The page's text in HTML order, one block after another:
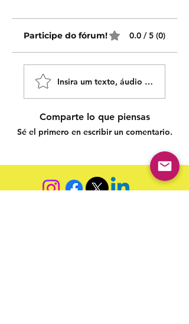
Participe do fórum! 0.0 / 5 (0)
Insira um texto, áudio ou vídeo!
Comparte lo que piensas
Sé el primero en escribir un comentario.